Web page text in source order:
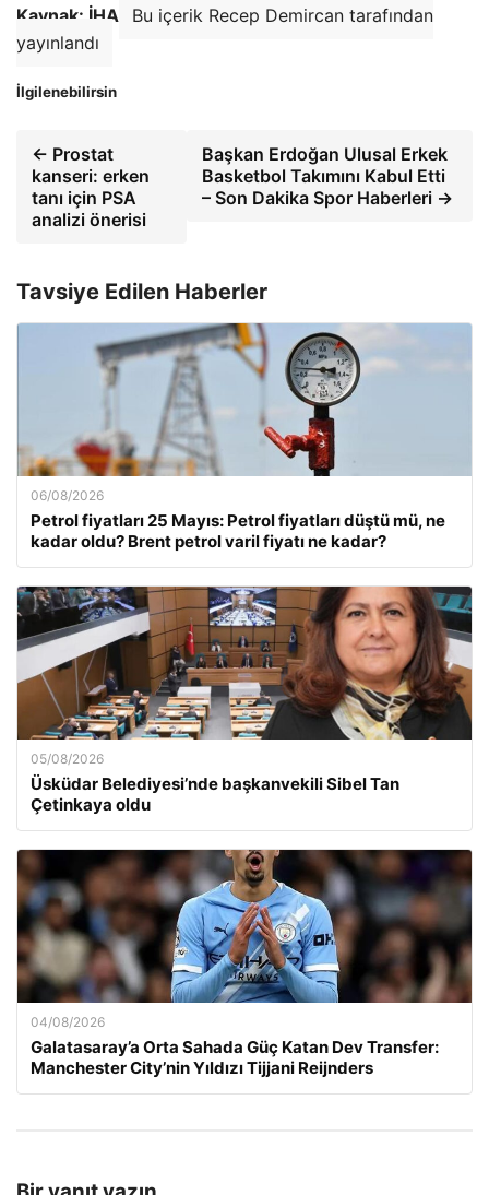
Kaynak: İHA
Bu içerik Recep Demircan tarafından
yayınlandı
İlgilenebilirsin
← Prostat
kanseri: erken
tanı için PSA
analizi önerisi
Başkan Erdoğan Ulusal Erkek
Basketbol Takımını Kabul Etti
– Son Dakika Spor Haberleri →
Tavsiye Edilen Haberler
06/08/2026
Petrol fiyatları 25 Mayıs: Petrol fiyatları düştü mü, ne
kadar oldu? Brent petrol varil fiyatı ne kadar?
05/08/2026
Üsküdar Belediyesi’nde başkanvekili Sibel Tan
Çetinkaya oldu
04/08/2026
Galatasaray’a Orta Sahada Güç Katan Dev Transfer:
Manchester City’nin Yıldızı Tijjani Reijnders